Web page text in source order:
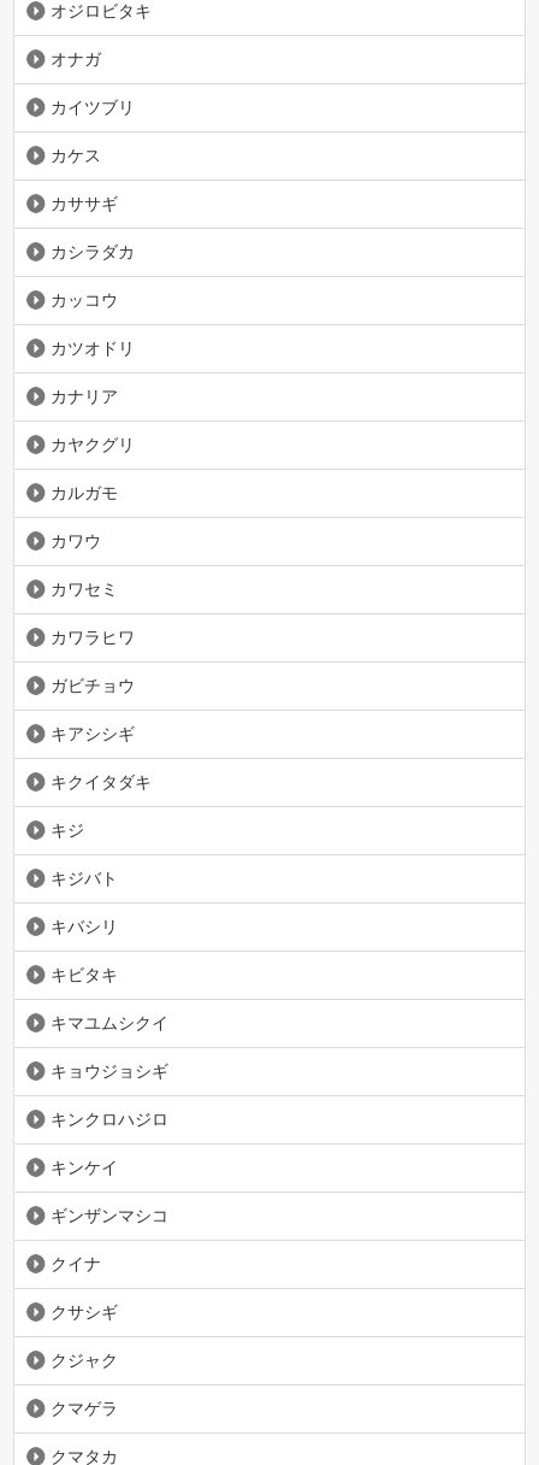
オジロビタキ
オナガ
カイツブリ
カケス
カササギ
カシラダカ
カッコウ
カツオドリ
カナリア
カヤクグリ
カルガモ
カワウ
カワセミ
カワラヒワ
ガビチョウ
キアシシギ
キクイタダキ
キジ
キジバト
キバシリ
キビタキ
キマユムシクイ
キョウジョシギ
キンクロハジロ
キンケイ
ギンザンマシコ
クイナ
クサシギ
クジャク
クマゲラ
クマタカ